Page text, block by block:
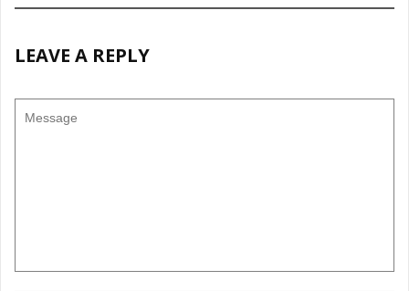
LEAVE A REPLY